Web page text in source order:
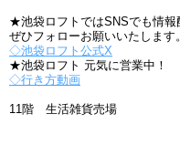
★池袋ロフトではSNSでも情報
ぜひフォローお願いいたします。
◇池袋ロフト公式X
★池袋ロフト 元気に営業中！
◇行き方動画
11階 生活雑貨売場